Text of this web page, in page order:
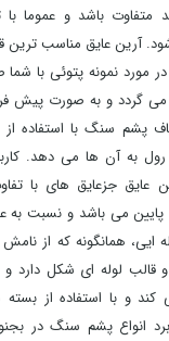
باشد و عموما با
آرین عایق مناسب ترین
مورد نمونه پتوئی با
می گردد و به صورت پیش
پشم سنگ با استفاده
به آن ها می دهد.
عایق جزعایق های با
می باشد و نسبت به
ایی، همانگونه که از
قالب لوله ای شکل دارد
و با استفاده از
انواع پشم سنگ در